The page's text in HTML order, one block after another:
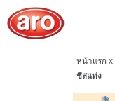
หน้าแรกx
ชีสแท่ง